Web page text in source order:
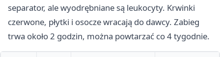
separator, ale wyodrębniane są leukocyty. Krwinki
czerwone, płytki i osocze wracają do dawcy. Zabieg
trwa około 2 godzin, można powtarzać co 4 tygodnie.